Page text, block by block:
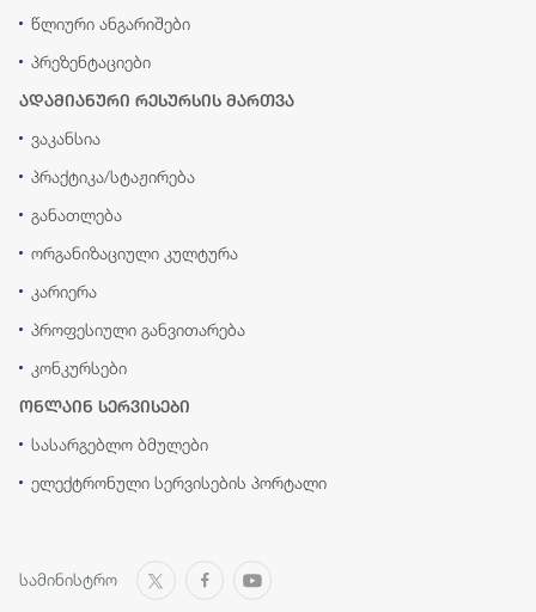
წლიური ანგარიშები
პრეზენტაციები
ადამიანური რესურსის მართვა
ვაკანსია
პრაქტიკა/სტაჟირება
განათლება
ორგანიზაციული კულტურა
კარიერა
პროფესიული განვითარება
კონკურსები
ონლაინ სერვისები
სასარგებლო ბმულები
ელექტრონული სერვისების პორტალი
სამინისტრო